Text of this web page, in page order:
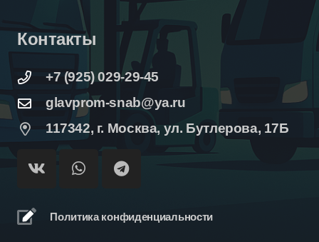
Контакты
+7 (925) 029-29-45
glavprom-snab@ya.ru
117342, г. Москва, ул. Бутлерова, 17Б
Политика конфиденциальности